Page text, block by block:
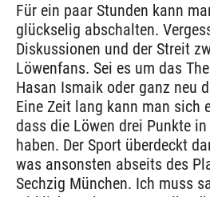
Für ein paar Stunden kann
glückselig abschalten.
Diskussionen und der Streit
Löwenfans. Sei es um das
Hasan Ismaik oder ganz neu
Eine Zeit lang kann man sich
dass die Löwen drei Punkte
haben. Der Sport überdeckt
was ansonsten abseits des
Sechzig München. Ich muss